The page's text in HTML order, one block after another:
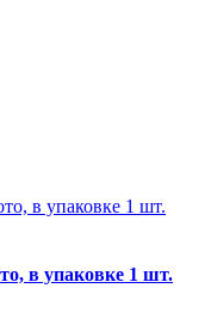
в упаковке 1 шт.